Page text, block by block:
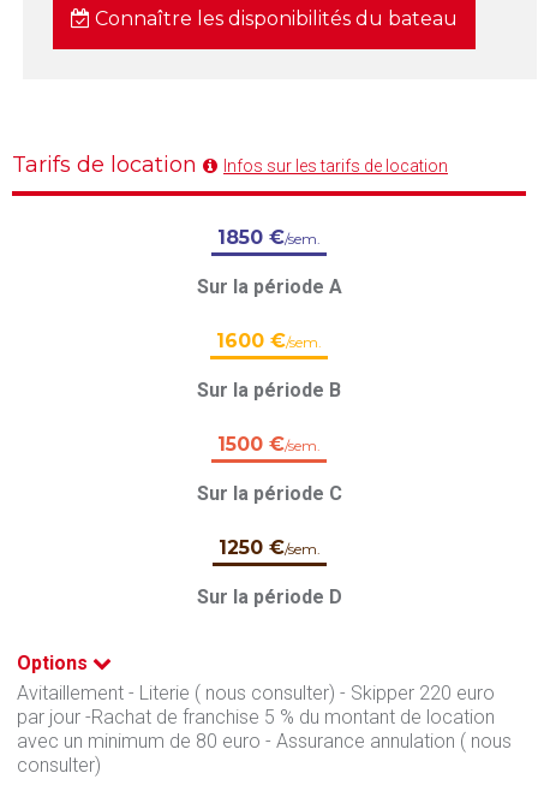
Connaître les disponibilités du bateau
Tarifs de location Infos sur les tarifs de location
1850 €/sem.
Sur la période A
1600 €/sem.
Sur la période B
1500 €/sem.
Sur la période C
1250 €/sem.
Sur la période D
Options
Avitaillement - Literie ( nous consulter) - Skipper 220 euro
par jour -Rachat de franchise 5 % du montant de location
avec un minimum de 80 euro - Assurance annulation ( nous
consulter)